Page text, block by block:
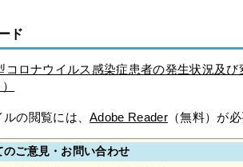
ド
コロナウイルス感染症患者の発生状況及
ルの閲覧には、Adobe Reader （無料）が必
ご意見・お問い合わせ